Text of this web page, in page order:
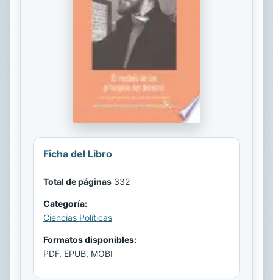
Ficha del Libro
Total de páginas 332
Categoría:
Ciencias Políticas
Formatos disponibles:
PDF, EPUB, MOBI